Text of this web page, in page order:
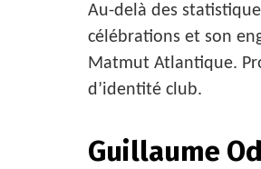
Au-delà des
célébrations et son
Matmut Atlantique.
d’identité club.
Guillaume